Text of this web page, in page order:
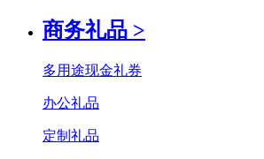
商务礼品 >
多用途现金礼券
办公礼品
定制礼品